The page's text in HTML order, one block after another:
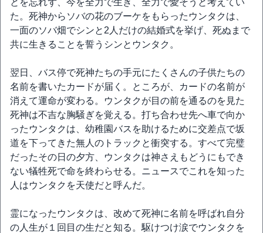
とを忘れず、今を全力で生き、全力で愛そうと考えてい
た。死神からソバの花のブーケをもらったウンタクは、
一面のソバ畑でシンと2人だけの結婚式を挙げ、死ぬまで
共に生きることを誓うシンとウンタク。
翌日、バス停で死神たちの手元にたくさんの子供たちの
名前を書いたカードが届く。ところが、カードの名前が
消えて運命が変わる。ウンタクが目の前を通るのを見た
死神は不吉な胸騒ぎを覚える。打ち合わせ先へ車で向か
ったウンタクは、幼稚園バスを助けるために交差点で坂
道を下ってきた無人のトラックと衝突する。すべて完璧
だったその日の夕方、ウンタクは神さえもどうにもでき
ない犠牲死で命を終わらせる。ニュースでこれを知った
人はウンタクを天使だと呼んだ。
霊になったウンタクは、改めて死神に名前を呼ばれ自分
の人生が１回目の生だと知る。駆けつけ涙でウンタクを